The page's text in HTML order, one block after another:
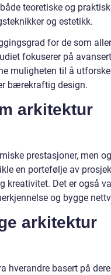
teoretiske og
og estetikk.
for de som
fokuserer på
muligheten til å utforske
bærekraftig design.
arkitektur
prestasjoner, men
en portefølje av
kreativitet. Det er også
og bygge
arkitektur
hverandre basert på